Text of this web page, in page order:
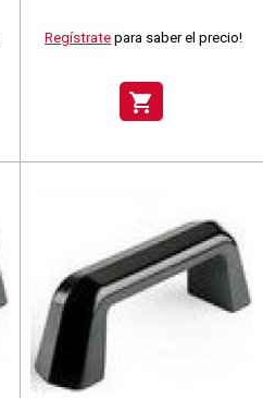
Regístrate para saber el precio!
shopping_cart